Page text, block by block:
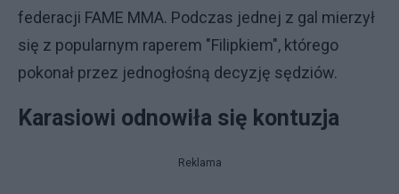
federacji FAME MMA. Podczas jednej z gal mierzył
się z popularnym raperem "Filipkiem", którego
pokonał przez jednogłośną decyzję sędziów.
Karasiowi odnowiła się kontuzja
Reklama